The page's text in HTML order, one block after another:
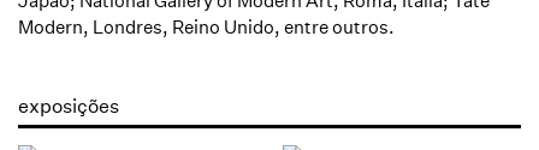
Modern, Londres, Reino Unido, entre outros.
exposições